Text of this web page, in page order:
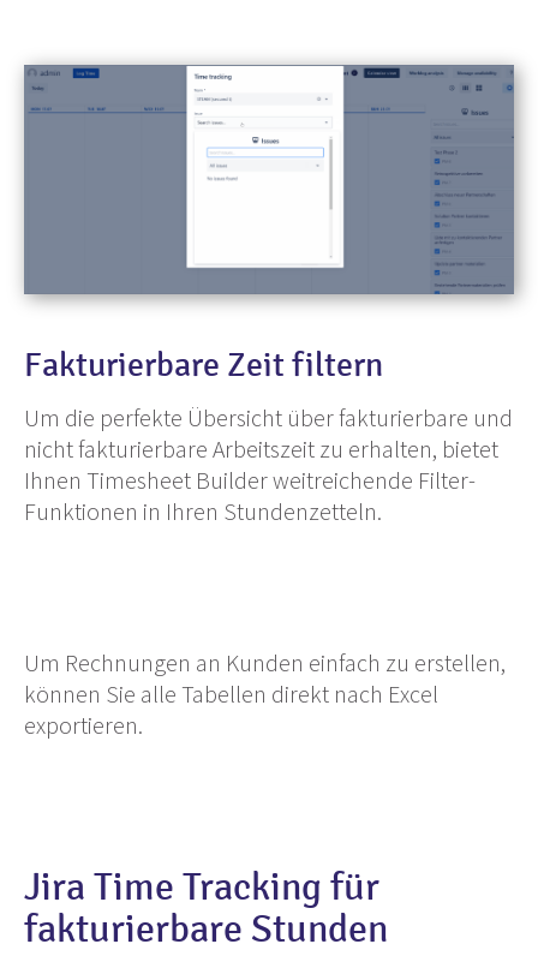
Fakturierbare Zeit filtern
Um die perfekte Übersicht über fakturierbare und
nicht fakturierbare Arbeitszeit zu erhalten, bietet
Ihnen Timesheet Builder weitreichende Filter-
Funktionen in Ihren Stundenzetteln.
Um Rechnungen an Kunden einfach zu erstellen,
können Sie alle Tabellen direkt nach Excel
exportieren.
Jira Time Tracking für
fakturierbare Stunden